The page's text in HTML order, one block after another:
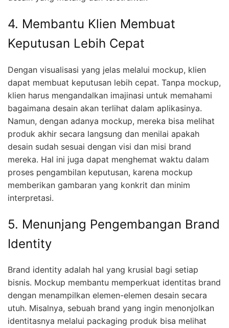
4. Membantu Klien Membuat
Keputusan Lebih Cepat
Dengan visualisasi yang jelas melalui mockup, klien
dapat membuat keputusan lebih cepat. Tanpa mockup,
klien harus mengandalkan imajinasi untuk memahami
bagaimana desain akan terlihat dalam aplikasinya.
Namun, dengan adanya mockup, mereka bisa melihat
produk akhir secara langsung dan menilai apakah
desain sudah sesuai dengan visi dan misi brand
mereka. Hal ini juga dapat menghemat waktu dalam
proses pengambilan keputusan, karena mockup
memberikan gambaran yang konkrit dan minim
interpretasi.
5. Menunjang Pengembangan Brand
Identity
Brand identity adalah hal yang krusial bagi setiap
bisnis. Mockup membantu memperkuat identitas brand
dengan menampilkan elemen-elemen desain secara
utuh. Misalnya, sebuah brand yang ingin menonjolkan
identitasnya melalui packaging produk bisa melihat